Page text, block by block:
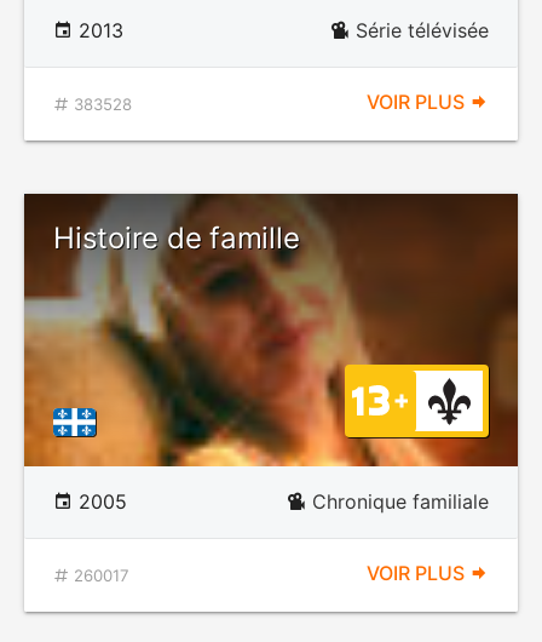
2013 Série télévisée
383528 VOIR PLUS
Histoire de famille
2005 Chronique familiale
260017 VOIR PLUS